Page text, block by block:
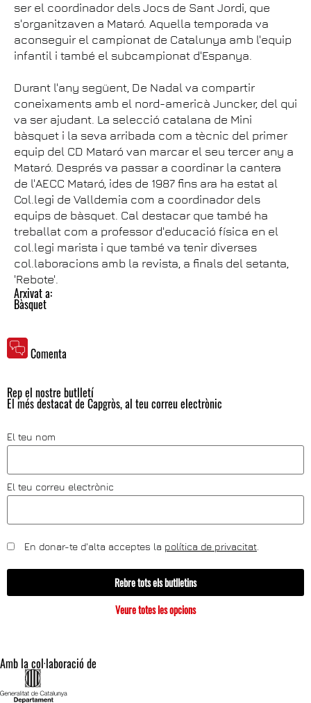
ser el coordinador dels Jocs de Sant Jordi, que
s'organitzaven a Mataró. Aquella temporada va
aconseguir el campionat de Catalunya amb l'equip
infantil i també el subcampionat d'Espanya.
Durant l'any següent, De Nadal va compartir
coneixaments amb el nord-americà Juncker, del qui
va ser ajudant. La selecció catalana de Mini
bàsquet i la seva arribada com a tècnic del primer
equip del CD Mataró van marcar el seu tercer any a
Mataró. Després va passar a coordinar la cantera
de l'AECC Mataró, ides de 1987 fins ara ha estat al
Col.legi de Valldemia com a coordinador dels
equips de bàsquet. Cal destacar que també ha
treballat com a professor d'educació física en el
col.legi marista i que també va tenir diverses
col.laboracions amb la revista, a finals del setanta,
'Rebote'.
Arxivat a:
Bàsquet
Comenta
Rep el nostre butlletí
El més destacat de Capgròs, al teu correu electrònic
El teu nom
El teu correu electrònic
En donar-te d'alta acceptes la política de privacitat
Rebre tots els butlletins
Veure totes les opcions
Amb la col·laboració de